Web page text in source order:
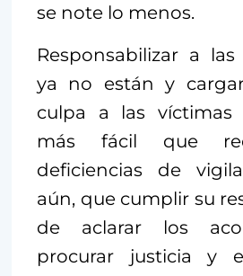
se note lo menos.
Responsabilizar a
ya no están y
culpa a las víctimas
más fácil que
deficiencias de
aún, que cumplir su
de aclarar los
procurar justicia y